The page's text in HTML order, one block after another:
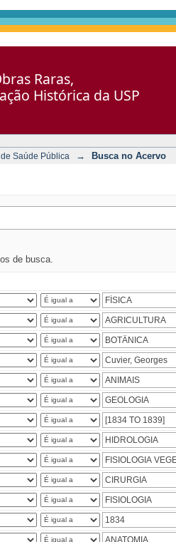
Raras,
Histórica da USP
Saúde Pública → Busca no Acervo
de busca.